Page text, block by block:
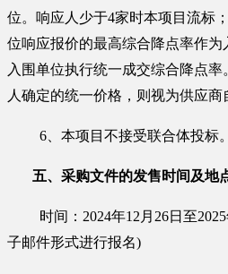
位。响应人少于4家时本项目流标
位响应报价的最高综合降点率作
入围单位执行统一成交综合降点
人确定的统一价格，则视为供应商
6、本项目不接受联合体投标。
五、采购文件的发售时间及地
时间： 2024年12 月 26日 至2025
子邮件形式进行报名)